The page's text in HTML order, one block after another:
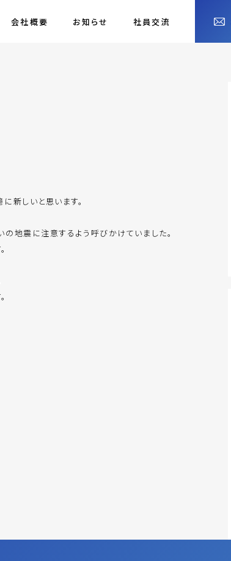
会社概要 お知らせ 社員交流
新しいと思います。
地震に注意するよう呼びかけていました。